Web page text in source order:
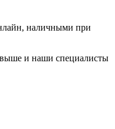
наличными при
выше и наши специалисты